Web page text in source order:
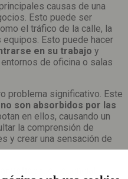
causas de una
Esto puede ser
el tráfico de la calle, la
Esto puede hacer
en su trabajo y
de oficina o salas
problema significativo. Este
no son absorbidos por las
en ellos, causando un
la comprensión de
y crear una sensación de